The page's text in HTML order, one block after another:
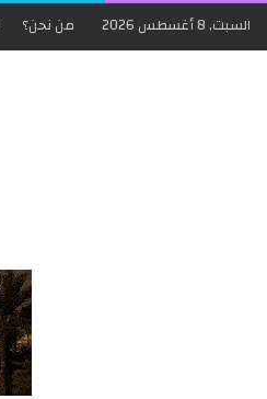
السبت, 8 أغسطس 2026 من نحن؟